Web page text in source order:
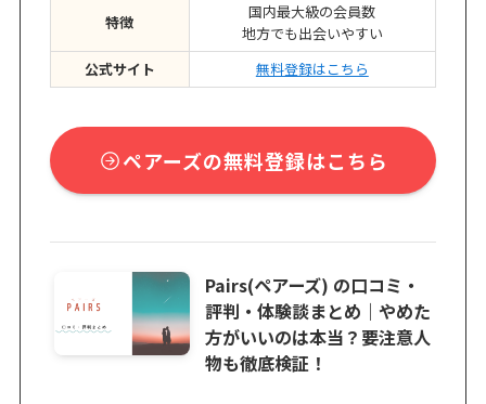
特徴
国内最大級の会員数
地方でも出会いやすい
公式サイト
無料登録はこちら
ペアーズの無料登録はこちら
Pairs(ペアーズ) の口コミ・
評判・体験談まとめ｜やめた
方がいいのは本当？要注意人
物も徹底検証！